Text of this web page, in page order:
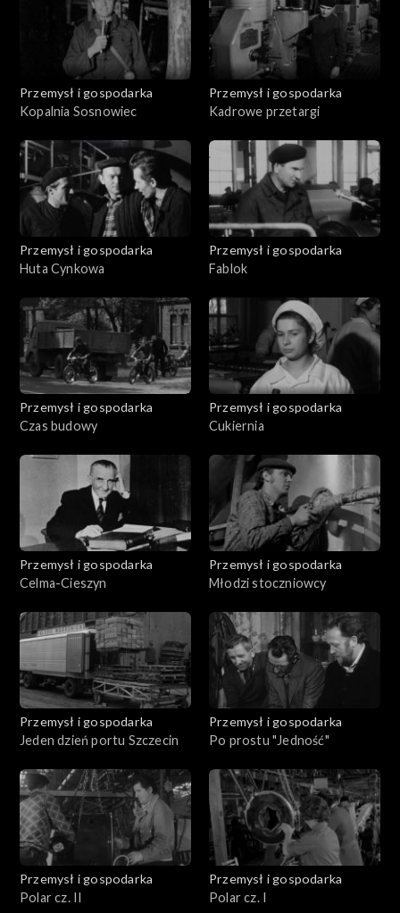
Przemysł i gospodarka
Kopalnia Sosnowiec
Przemysł i gospodarka
Kadrowe przetargi
Przemysł i gospodarka
Huta Cynkowa
Przemysł i gospodarka
Fablok
Przemysł i gospodarka
Czas budowy
Przemysł i gospodarka
Cukiernia
Przemysł i gospodarka
Celma-Cieszyn
Przemysł i gospodarka
Młodzi stoczniowcy
Przemysł i gospodarka
Jeden dzień portu Szczecin
Przemysł i gospodarka
Po prostu "Jedność"
Przemysł i gospodarka
Polar cz. II
Przemysł i gospodarka
Polar cz. I